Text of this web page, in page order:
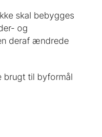
skal bebygges
og
deraf ændrede
brugt til byformål